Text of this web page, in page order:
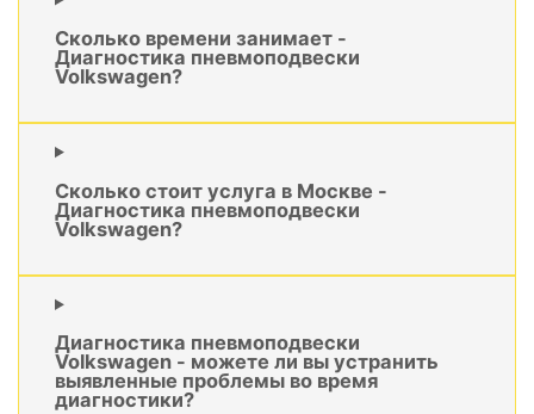
Сколько времени занимает -
Диагностика пневмоподвески
Volkswagen?
Сколько стоит услуга в Москве -
Диагностика пневмоподвески
Volkswagen?
Диагностика пневмоподвески
Volkswagen - можете ли вы устранить
выявленные проблемы во время
диагностики?